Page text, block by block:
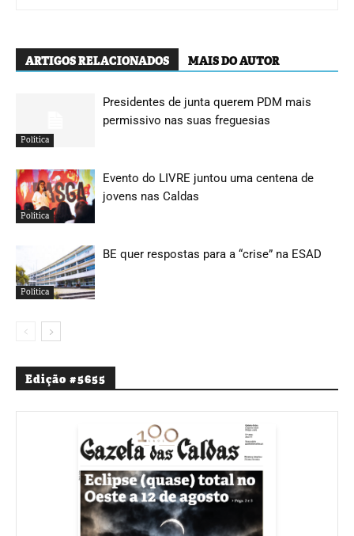
ARTIGOS RELACIONADOS MAIS DO AUTOR
Política
Presidentes de junta querem PDM mais
permissivo nas suas freguesias
Política
Evento do LIVRE juntou uma centena de
jovens nas Caldas
Política
BE quer respostas para a “crise” na ESAD
Edição #5655